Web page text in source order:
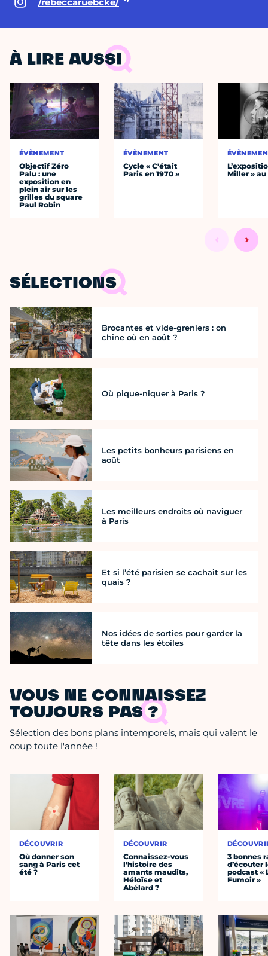
À LIRE AUSSI
ÉVÈNEMENT
Objectif Zéro
Palu : une
exposition en
plein air sur les
grilles du square
Paul Robin
ÉVÈNEMENT
Cycle « C'était
Paris en 1970 »
Miller » au
SÉLECTIONS
Brocantes et vide-greniers : on
chine où en août ?
Où pique-niquer à Paris ?
Les petits bonheurs parisiens en
août
Les meilleurs endroits où naviguer
à Paris
Et si l’été parisien se cachait sur les
quais ?
Nos idées de sorties pour garder la
tête dans les étoiles
VOUS NE CONNAISSEZ
TOUJOURS PAS ?
Sélection des bons plans intemporels, mais qui valent le
coup toute l'année !
DÉCOUVRIR
Où donner son
sang à Paris cet
été ?
DÉCOUVRIR
Connaissez-vous
l’histoire des
amants maudits,
Héloïse et
Abélard ?
3 bonnes
d’écouter
podcast «
Fumoir »